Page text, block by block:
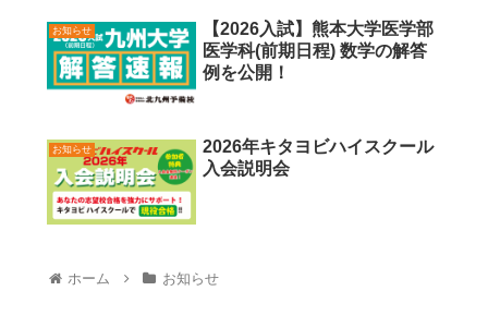
お知らせ
【2026入試】熊本大学医学部
医学科(前期日程) 数学の解答
例を公開！
お知らせ
2026年キタヨビハイスクール
入会説明会
ホーム お知らせ